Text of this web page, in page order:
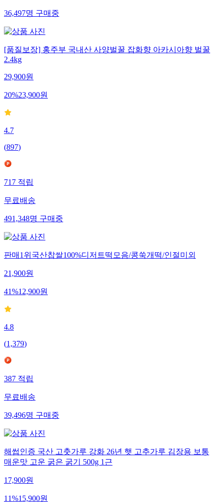
36,497명구매중
[품질보장] 홍주부 국내산 사양벌꿀 잡화향 아카시아향 벌꿀
2.4kg
29,900원
20%23,900원
4.7
(897)
717적립
무료배송
491,348명구매중
판매1위국산찹쌀100%디저트떡모음/콩쑥개떡/인절미외
21,900원
41%12,900원
4.8
(1,379)
387적립
무료배송
39,496명구매중
해썹인증 국산 고춧가루 강화 26년 햇 고추가루 김장용 보통
매운맛 고운 굵은 굵기 500g 1근
17,900원